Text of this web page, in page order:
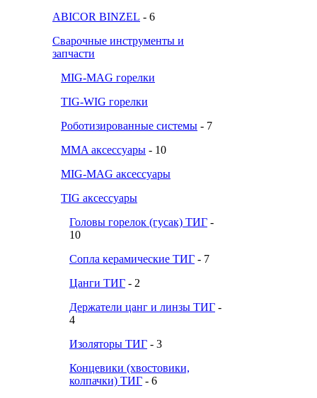
ABICOR BINZEL - 6
Сварочные инструменты и
запчасти
MIG-MAG горелки
TIG-WIG горелки
Роботизированные системы - 7
MMA аксессуары - 10
MIG-MAG аксессуары
TIG аксессуары
Головы горелок (гусак) ТИГ -
10
Сопла керамические ТИГ - 7
Цанги ТИГ - 2
Держатели цанг и линзы ТИГ -
4
Изоляторы ТИГ - 3
Концевики (хвостовики,
колпачки) ТИГ - 6